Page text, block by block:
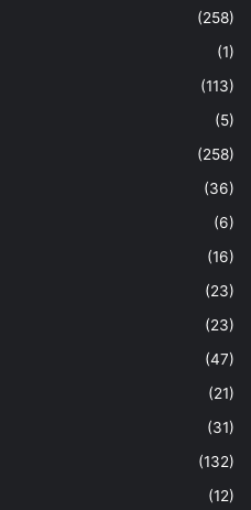
(258)
(1)
(113)
(5)
(258)
(36)
(6)
(16)
(23)
(23)
(47)
(21)
(31)
(132)
(12)